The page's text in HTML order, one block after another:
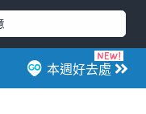
本週好去處
社群熱話
#限時搶
心 #著數 #網絡熱話